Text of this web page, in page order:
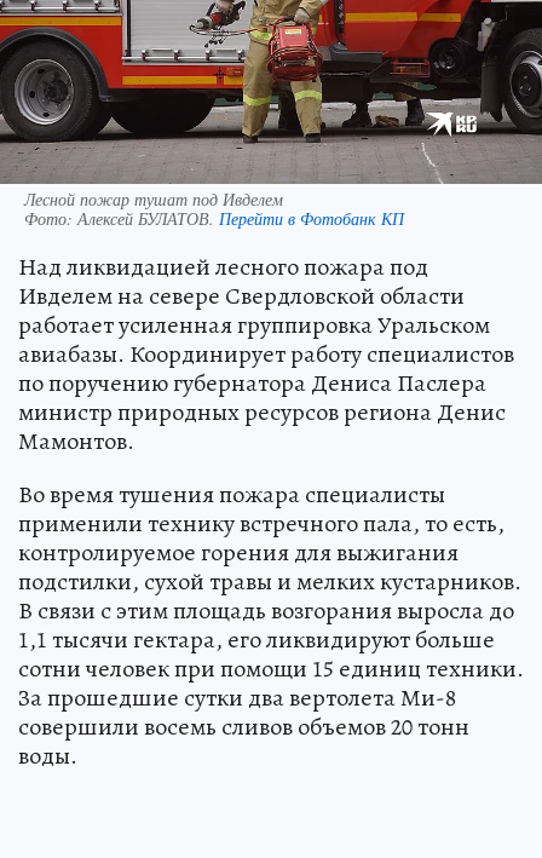
Лесной пожар тушат под Ивделем
Фото:Алексей БУЛАТОВ. Перейти в Фотобанк КП
Над ликвидацией лесного пожара под
Ивделем на севере Свердловской области
работает усиленная группировка Уральском
авиабазы. Координирует работу специалистов
по поручению губернатора Дениса Паслера
министр природных ресурсов региона Денис
Мамонтов.
Во время тушения пожара специалисты
применили технику встречного пала, то есть,
контролируемое горения для выжигания
подстилки, сухой травы и мелких кустарников.
В связи с этим площадь возгорания выросла до
1,1 тысячи гектара, его ликвидируют больше
сотни человек при помощи 15 единиц техники.
За прошедшие сутки два вертолета Ми-8
совершили восемь сливов объемов 20 тонн
воды.